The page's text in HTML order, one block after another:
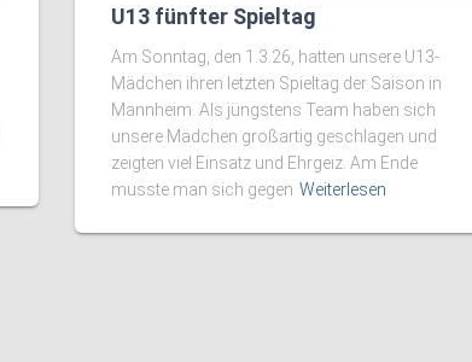
U13 fünfter Spieltag
Am Sonntag, den 1.3.26, hatten unsere U13-
Mädchen ihren letzten Spieltag der Saison in
Mannheim. Als jüngstens Team haben sich
unsere Mädchen großartig geschlagen und
zeigten viel Einsatz und Ehrgeiz. Am Ende
musste man sich gegen Weiterlesen